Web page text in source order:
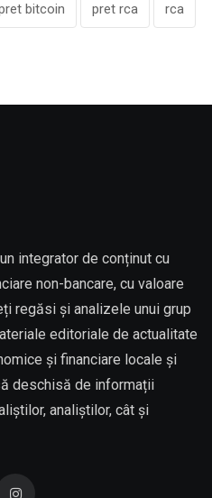
bitcoin pret rca rca
integrator de conținut cu
non-bancare, cu valoare
regăsi și analizele unui grup
editoriale de actualitate
și financiare locale și
deschisă de informații
analiștilor, cât și